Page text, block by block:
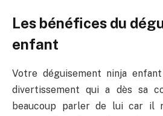
Les bénéfices du
enfant
Votre déguisement ninja
divertissement qui a dès sa
beaucoup parler de lui car il